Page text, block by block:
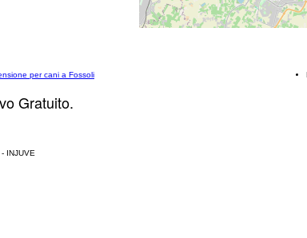
per cani a Fossoli
Gratuito.